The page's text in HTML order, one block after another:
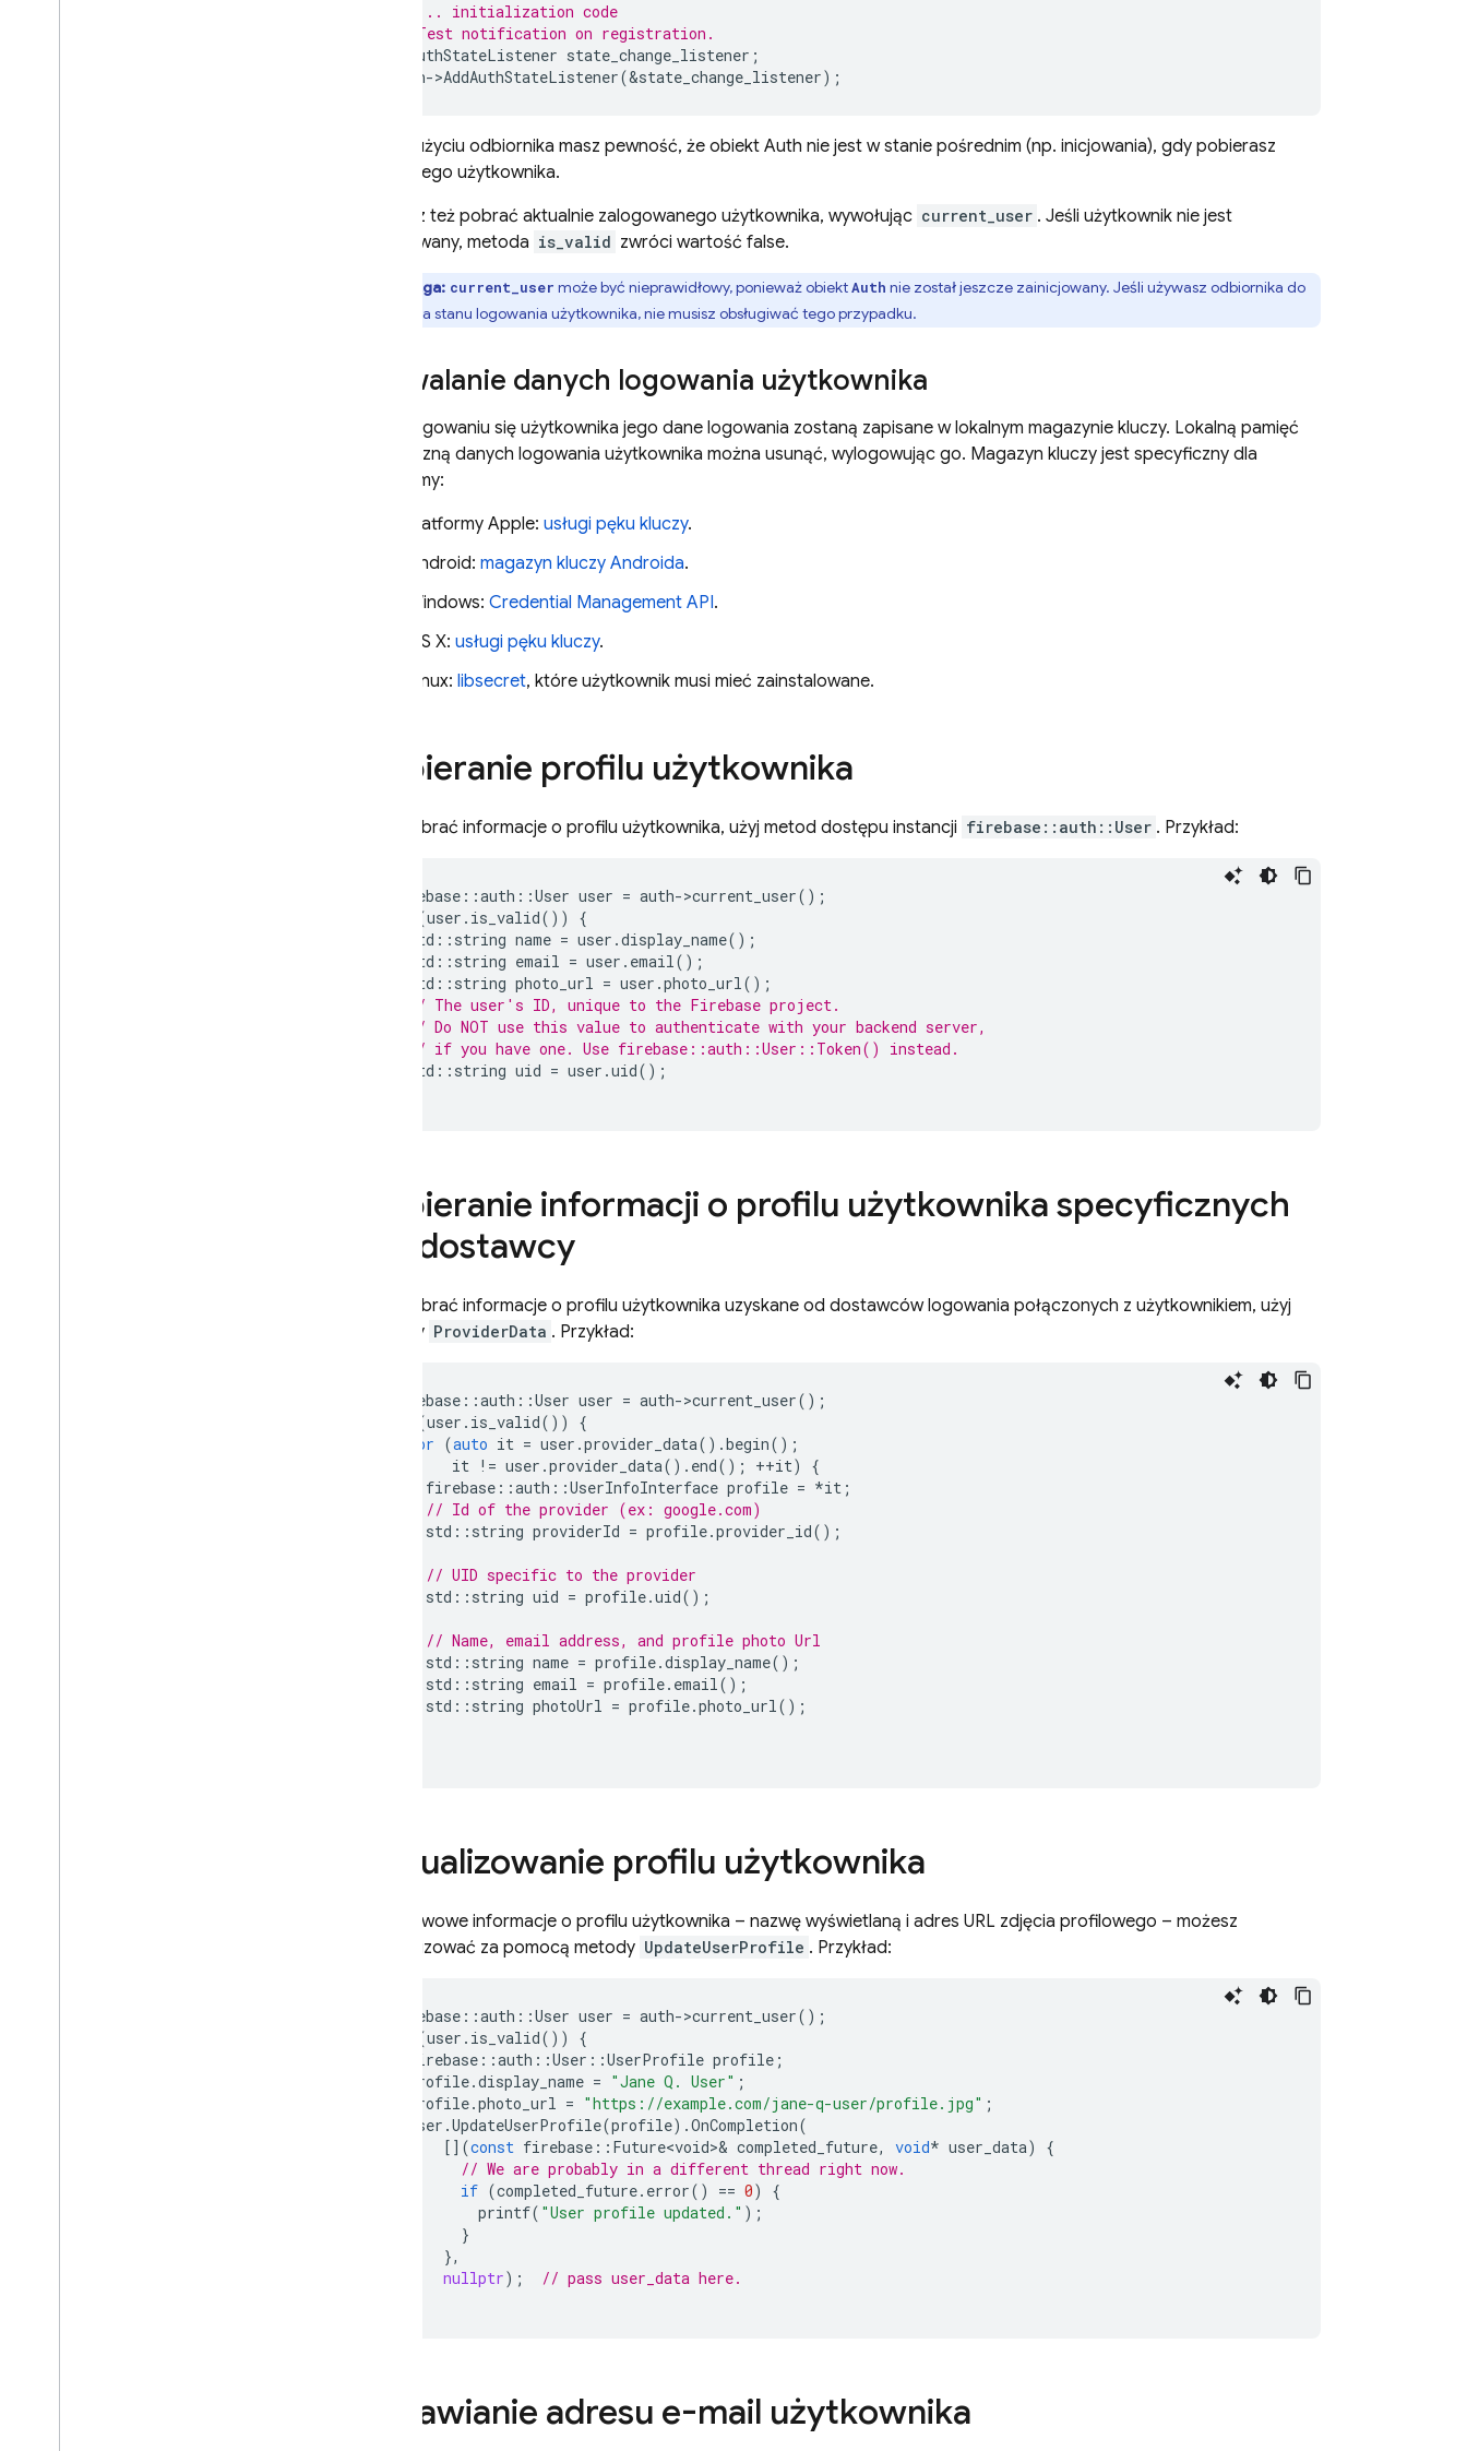
// ... initialization code
// Test notification on registration.
MyAuthStateListener state_change_listener ;
auth->AddAuthStateListener(&state_change_listener);
Dzięki użyciu odbiornika masz pewność, że obiekt Auth nie jest w stanie pośrednim (np. inicjowania), gdy pobierasz
aktualnego użytkownika.
Możesz też pobrać aktualnie zalogowanego użytkownika, wywołując current_user . Jeśli użytkownik nie jest
zalogowany, metoda is_valid zwróci wartość false.
Uwaga: current_user może być nieprawidłowy, ponieważ obiektAuth nie został jeszcze zainicjowany. Jeśli używasz odbiornika do
śledzenia stanu logowania użytkownika, nie musisz obsługiwać tego przypadku.
Utrwalanie danych logowania użytkownika
Po zalogowaniu się użytkownika jego dane logowania zostaną zapisane w lokalnym magazynie kluczy. Lokalną pamięć
podręczną danych logowania użytkownika można usunąć, wylogowując go. Magazyn kluczy jest specyficzny dla
platformy:
Platformy Apple: usługi pęku kluczy.
Android: magazyn kluczy Androida.
Windows: Credential Management API.
OS X: usługi pęku kluczy.
Linux: libsecret, które użytkownik musi mieć zainstalowane.
Pobieranie profilu użytkownika
Aby pobrać informacje o profilu użytkownika, użyj metod dostępu instancji firebase::auth::User . Przykład:
firebase ::auth ::User user = auth->current_user();
(user . is_valid())
{
std :: string name = user .display_name();
std :: string email = user . email();
std :: string photo_url = user .photo_url();
// The user's ID, unique to the Firebase project.
// Do NOT use this value to authenticate with your backend server,
// if you have one. Use firebase::auth::User::Token() instead.
std :: string uid = user .uid();
Pobieranie informacji o profilu użytkownika specyficznych
dla dostawcy
Aby pobrać informacje o profilu użytkownika uzyskane od dostawców logowania połączonych z użytkownikiem, użyj
metody ProviderData . Przykład:
firebase ::auth ::User user = auth->current_user();
(user . is_valid())
{
for (auto it = user .provider_data().begin();
it != user .provider_data(). end(); ++it)
{
firebase ::auth ::UserInfoInterface profile = *it ;
// Id of the provider (ex: google.com)
std :: string providerId = profile.provider_id();
// UID specific to the provider
std :: string uid = profile.uid();
// Name, email address, and profile photo Url
std :: string name = profile.display_name();
std :: string email = profile. email();
std :: string photoUrl = profile.photo_url();
Aktualizowanie profilu użytkownika
Podstawowe informacje o profilu użytkownika – nazwę wyświetlaną i adres URL zdjęcia profilowego – możesz
zaktualizować za pomocą metody UpdateUserProfile . Przykład:
firebase ::auth ::User user = auth->current_user();
(user . is_valid())
{
firebase ::auth ::User ::UserProfile profile ;
profile.display_name = "Jane Q. User" ;
profile.photo_url = "https://example.com/jane-q-user/profile.jpg" ;
user .UpdateUserProfile(profile).OnCompletion(
[](const firebase :: Future<void>& completed_future, void* user_data)
{
// We are probably in a different thread right now.
if (completed_future. error() == 0)
{
printf( "User profile updated." );
}
},
nullptr);
// pass user_data here.
Ustawianie adresu e-mail użytkownika